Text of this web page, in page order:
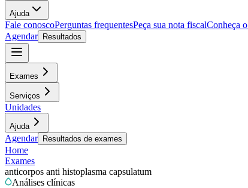
Ajuda
Fale conoscoPerguntas frequentesPeça sua nota fiscalConheça
Agendar
Resultados
Exames
Serviços
Unidades
Ajuda
Agendar Resultados de exames
Home
Exames
anticorpos anti histoplasma capsulatum
Análises clínicas